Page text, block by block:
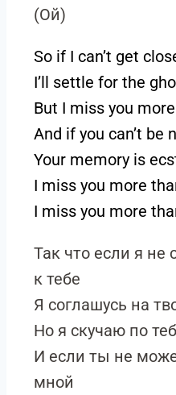
(Ой)
So if I can’t get
I’ll settle for the
But I miss you
And if you can’t be
Your memory is
I miss you more
I miss you more
Так что если я не
к тебе
Я соглашусь на
Но я скучаю по
И если ты не
мной